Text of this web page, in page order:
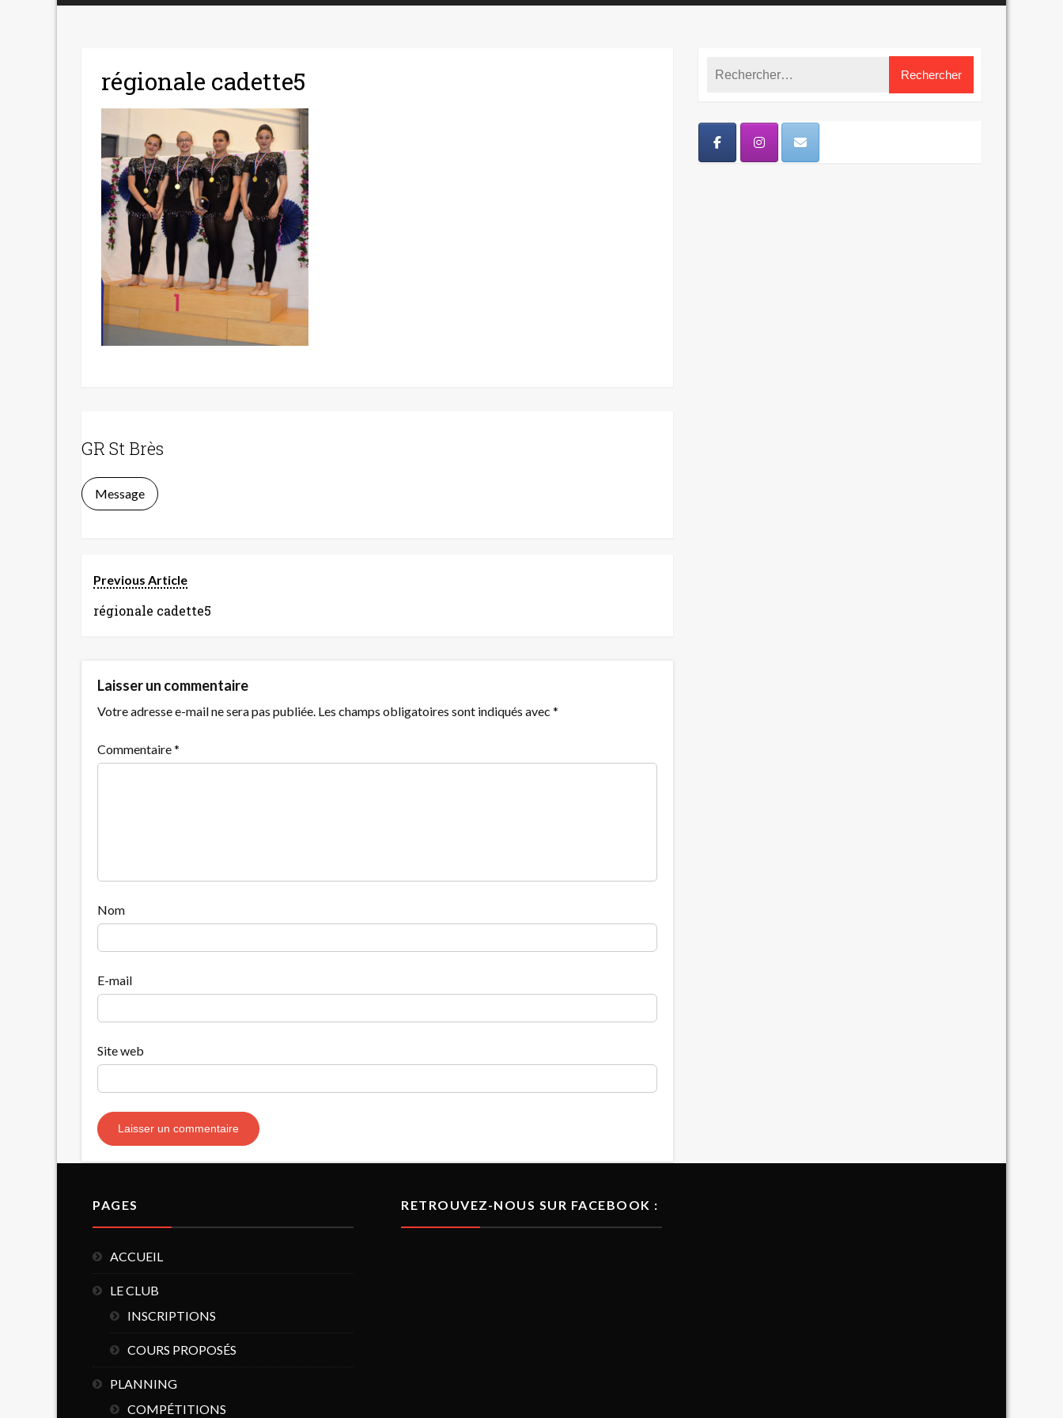
régionale cadette5
GR St Brès
Message
Previous Article
régionale cadette5
Laisser un commentaire
Votre adresse e-mail ne sera pas publiée. Les champs obligatoires sont indiqués avec *
Commentaire*
Nom
E-mail
Site web
PAGES
ACCUEIL
LE CLUB
INSCRIPTIONS
COURS PROPOSÉS
PLANNING
COMPÉTITIONS
RETROUVEZ-NOUS SUR FACEBOOK :